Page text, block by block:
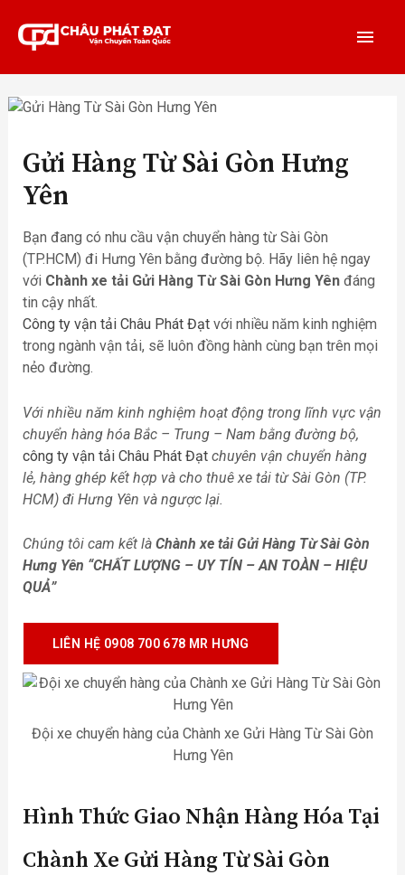
Gửi Hàng Từ Sài Gòn Hưng
Yên
Bạn đang có nhu cầu vận chuyển hàng từ Sài Gòn
(TP.HCM) đi Hưng Yên bằng đường bộ. Hãy liên hệ ngay
với Chành xe tải Gửi Hàng Từ Sài Gòn Hưng Yênđáng
tin cậy nhất.
Công ty vận tải Châu Phát Đạtvới nhiều năm kinh nghiệm
trong ngành vận tải, sẽ luôn đồng hành cùng bạn trên mọi
nẻo đường.
Với nhiều năm kinh nghiệm hoạt động trong lĩnh vực vận
chuyển hàng hóa Bắc – Trung – Nam bằng đường bộ,
công ty vận tải Châu Phát Đạtchuyên vận chuyển hàng
lẻ, hàng ghép kết hợp và cho thuê xe tải từ Sài Gòn (TP.
HCM) đi Hưng Yên và ngược lại.
Chúng tôi cam kết là Chành xe tải Gửi Hàng Từ Sài Gòn
Hưng Yên “CHẤT LƯỢNG – UY TÍN – AN TOÀN – HIỆU
QUẢ”
LIÊN HỆ 0908 700 678 MR HƯNG
Đội xe chuyển hàng của Chành xe Gửi Hàng Từ Sài Gòn
Hưng Yên
Hình Thức Giao Nhận Hàng Hóa Tại
Chành Xe Gửi Hàng Từ Sài Gòn